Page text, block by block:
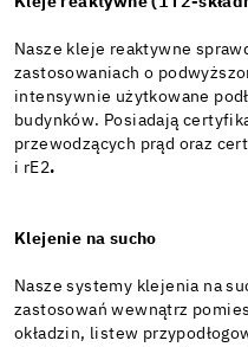
Nasze kleje reaktywne
zastosowaniach o
intensywnie użytkowane
budynków. Posiadają
przewodzących prąd oraz
i rE2.
Klejenie na sucho
Nasze systemy klejenia na
zastosowań wewnątrz
okładzin, listew